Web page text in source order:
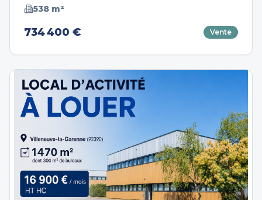
538 m²
734 400 € Vente